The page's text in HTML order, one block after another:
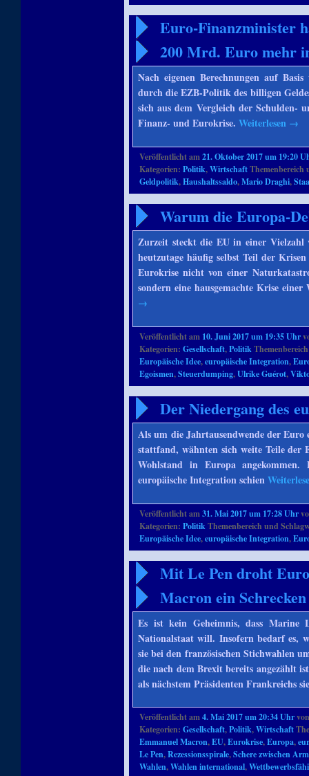
Euro-Finanzminister
200 Mrd. Euro mehr
Nach eigenen Berechnungen auf
durch die EZB-Politik des billigen
sich aus dem Vergleich der Schulden-
Finanz- und Eurokrise.Weiterlesen →
Veröffentlicht am21. Oktober 2017 um 19:20
Kategorien:Politik,Wirtschaft
Geldpolitik,Haushaltssaldo,Mario Draghi,
Warum die Europa-
Zurzeit steckt die EU in einer Vielzahl
heutzutage häufig selbst Teil der
Eurokrise nicht von einer
sondern eine hausgemachte Krise
→
Veröffentlicht am 10. Juni 2017 um 19:35 Uhr
Kategorien:Gesellschaft,Politik
Europäische Idee,europäische Integration,
Egoismen,Steuerdumping,Ulrike Guérot,
Der Niedergang des
Als um die Jahrtausendwende der
stattfand, wähnten sich weite Teile der
Wohlstand in Europa
europäische Integration schien
Veröffentlicht am31. Mai 2017 um 17:28 Uhr
Kategorien:PolitikThemenbereich und
Europäische Idee,europäische Integration,
Mit Le Pen droht
Macron ein
Es ist kein Geheimnis, dass
Nationalstaat will. Insofern bedarf es,
sie bei den französischen Stichwahlen
die nach dem Brexit bereits angezählt
als nächstem Präsidenten Frankreichs
Veröffentlicht am4. Mai 2017 um 20:34 Uhr
Kategorien:Gesellschaft,Politik,Wirtschaft
Emmanuel Macron,EU,Eurokrise,Europa,
Le Pen,Rezessionsspirale,Schere zwischen
Wahlen,Wahlen international,